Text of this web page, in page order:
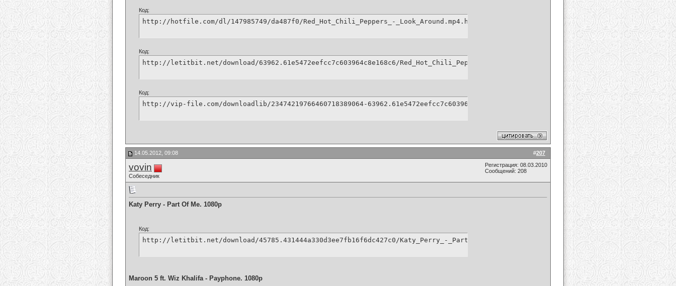
Код:
http://hotfile.com/dl/147985749/da487f0/Red_Hot_Chili_Peppers_-_Look_Around.mp4.html
Код:
http://letitbit.net/download/63962.61e5472eefcc7c603964c8e168c6/Red_Hot_Chili_Peppers_-_Look_Around.mp4.html
Код:
http://vip-file.com/downloadlib/23474219766460718389064-63962.61e5472eefcc7c603964c8e168c6/Red_Hot_Chili_Peppers_-
#207
14.05.2012, 09:08
vovin
Собеседник
Регистрация: 08.03.2010
Сообщений: 208
Katy Perry - Part Of Me. 1080p
Код:
http://letitbit.net/download/45785.431444a330d3ee7fb16f6dc427c0/Katy_Perry_-_Part_Of_Me.mp4.html
Maroon 5 ft. Wiz Khalifa - Payphone. 1080p